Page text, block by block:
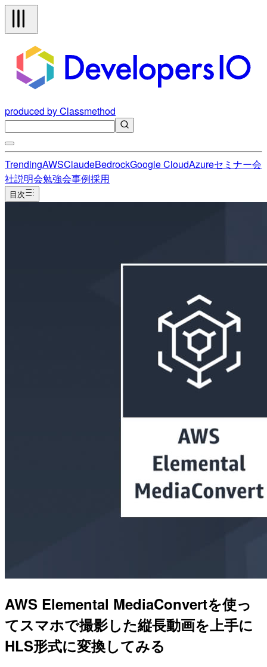
produced by Classmethod
TrendingAWSClaudeBedrockGoogle CloudAzureセミナー会
社説明会勉強会事例採用
目次
AWS Elemental MediaConvertを使っ
てスマホで撮影した縦長動画を上手に
HLS形式に変換してみる